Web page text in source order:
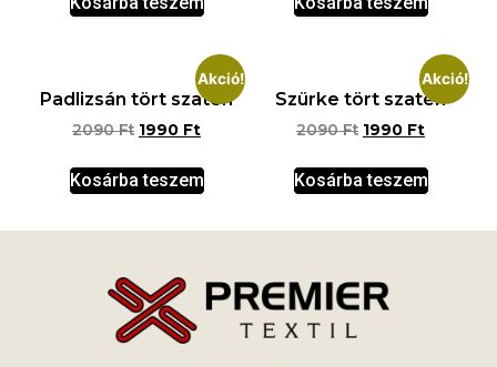
Akció!
Padlizsán tört szatén
2090Ft 1990 Ft
Kosárba teszem
Akció!
Szürke tört szatén
2090Ft 1990 Ft
Kosárba teszem